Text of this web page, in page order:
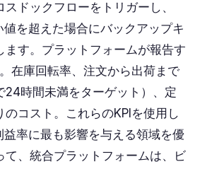
ドックフローをトリガーし、
値を超えた場合にバックアップキ
ます。プラットフォームが報告す
在庫回転率、注文から出荷まで
24時間未満をターゲット）、定
のコスト。これらのKPIを使用し
率に最も影響を与える領域を優
て、統合プラットフォームは、ビ